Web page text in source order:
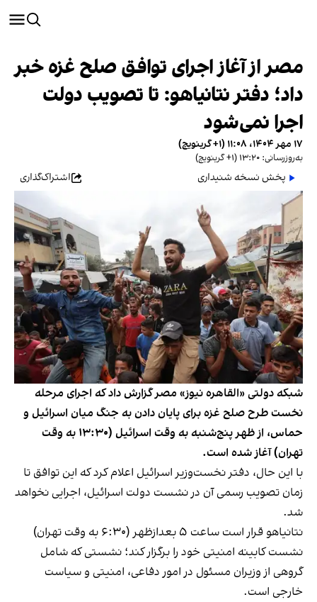
مصر از آغاز اجرای توافق صلح غزه خبر
داد؛ دفتر نتانیاهو: تا تصویب دولت
اجرا نمی‌شود
۱۷ مهر ۱۴۰۴، ۱۱:۰۸ (‎+۱ گرینویچ)
به‌روزرسانی: ۱۳:۲۰ (‎+۱ گرینویچ)
پخش نسخه شنیداری اشتراک‌گذاری
شبکه دولتی «القاهره نیوز» مصر گزارش داد که اجرای مرحله
نخست طرح صلح غزه برای پایان دادن به جنگ میان اسرائیل و
حماس، از ظهر پنج‌شنبه به وقت اسرائیل (۱۳:۳۰ به وقت
تهران) آغاز شده است.
با این حال، دفتر نخست‌وزیر اسرائیل اعلام کرد که این توافق تا
زمان تصویب رسمی آن در نشست دولت اسرائیل، اجرایی نخواهد
شد.
نتانیاهو قرار است ساعت ۵ بعدازظهر (۶:۳۰ به وقت تهران)
نشست کابینه امنیتی خود را برگزار کند؛ نشستی که شامل
گروهی از وزیران مسئول در امور دفاعی، امنیتی و سیاست
خارجی است.